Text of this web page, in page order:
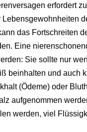
erfordert
Lebensgewohnheiten
das Fortschreiten
Eine
Sie sollte nur
beinhalten und auch
(Ödeme) oder
aufgenommen
werden, viel